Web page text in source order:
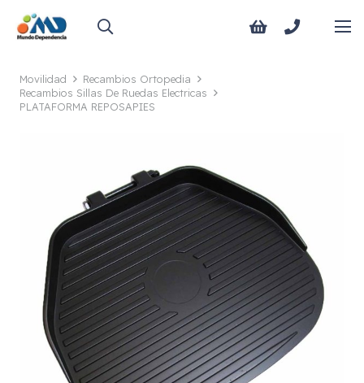
Movilidad
Recambios Ortopedia
Recambios Sillas De Ruedas Electricas
PLATAFORMA REPOSAPIES